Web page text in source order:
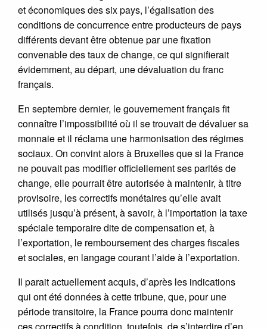
et économiques des six pays, l’égalisation des
conditions de concurrence entre producteurs de pays
différents devant être obtenue par une fixation
convenable des taux de change, ce qui signifierait
évidemment, au départ, une dévaluation du franc
français.
En septembre dernier, le gouvernement français fit
connaître l’impossibilité où il se trouvait de dévaluer sa
monnaie et il réclama une harmonisation des régimes
sociaux. On convint alors à Bruxelles que si la France
ne pouvait pas modifier officiellement ses parités de
change, elle pourrait être autorisée à maintenir, à titre
provisoire, les correctifs monétaires qu’elle avait
utilisés jusqu’à présent, à savoir, à l’importation la taxe
spéciale temporaire dite de compensation et, à
l’exportation, le remboursement des charges fiscales
et sociales, en langage courant l’aide à l’exportation.
Il parait actuellement acquis, d’après les indications
qui ont été données à cette tribune, que, pour une
période transitoire, la France pourra donc maintenir
ces correctifs à condition, toutefois, de s’interdire d’en